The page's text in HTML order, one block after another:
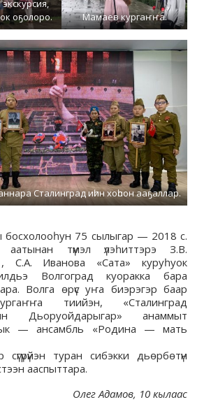
оҕолоро.
Мамаев кургаҥҥа.
Сталинград иһин хоһоон ааҕаллар.
босхолооһун 75 сылыгар — 2018 с.
аатынан түмэл үлэһиттэрэ З.В.
С.А. Иванова «Сата» куруһуок
Волгоград куоракка бара
Волга өрүс уҥа биэрэгэр баар
тиийэн, «Сталинград
Дьоруойдарыгар» анаммыт
— ансамбль «Родина — мать
туран сибэкки дьөрбөтүн
ааспыттара.
Олег Адамов, 10 кылаас